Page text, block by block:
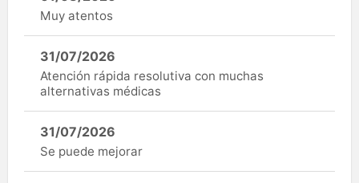
Muy atentos
31/07/2026
Atención rápida resolutiva con muchas
alternativas médicas
31/07/2026
Se puede mejorar